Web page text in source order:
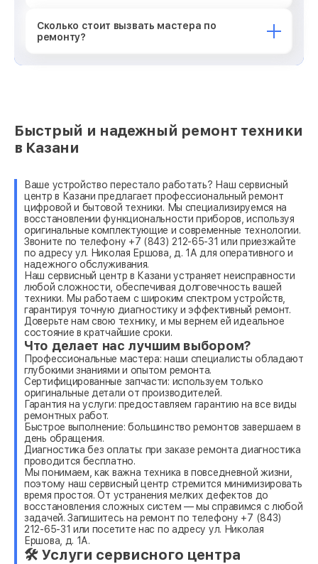
Сколько стоит вызвать мастера по
ремонту?
Быстрый и надежный ремонт техники
в Казани
Ваше устройство перестало работать? Наш сервисный
центр в Казани предлагает профессиональный ремонт
цифровой и бытовой техники. Мы специализируемся на
восстановлении функциональности приборов, используя
оригинальные комплектующие и современные технологии.
Звоните по телефону +7 (843) 212-65-31 или приезжайте
по адресу ул. Николая Ершова, д. 1А для оперативного и
надежного обслуживания.
Наш сервисный центр в Казани устраняет неисправности
любой сложности, обеспечивая долговечность вашей
техники. Мы работаем с широким спектром устройств,
гарантируя точную диагностику и эффективный ремонт.
Доверьте нам свою технику, и мы вернем ей идеальное
состояние в кратчайшие сроки.
Что делает нас лучшим выбором?
Профессиональные мастера: наши специалисты обладают
глубокими знаниями и опытом ремонта.
Сертифицированные запчасти: используем только
оригинальные детали от производителей.
Гарантия на услуги: предоставляем гарантию на все виды
ремонтных работ.
Быстрое выполнение: большинство ремонтов завершаем в
день обращения.
Диагностика без оплаты: при заказе ремонта диагностика
проводится бесплатно.
Мы понимаем, как важна техника в повседневной жизни,
поэтому наш сервисный центр стремится минимизировать
время простоя. От устранения мелких дефектов до
восстановления сложных систем — мы справимся с любой
задачей. Запишитесь на ремонт по телефону +7 (843)
212-65-31 или посетите нас по адресу ул. Николая
Ершова, д. 1А.
🛠 Услуги сервисного центра